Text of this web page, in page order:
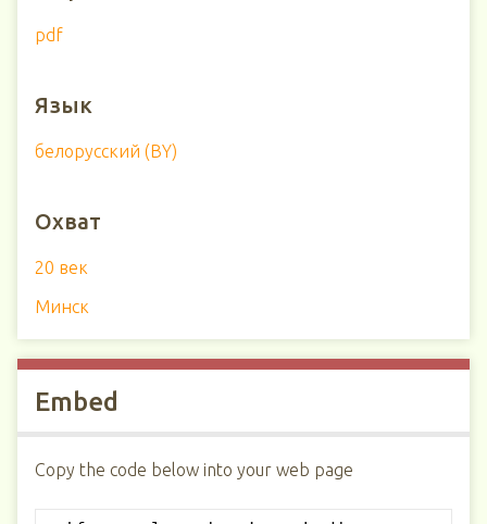
pdf
Язык
белорусский (BY)
Охват
20 век
Минск
Embed
Copy the code below into your web page